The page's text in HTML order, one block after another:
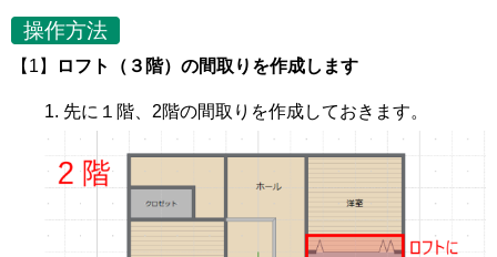
操作方法
【1】 ロフト（３階）の間取りを作成します
先に１階、2階の間取りを作成しておきます。